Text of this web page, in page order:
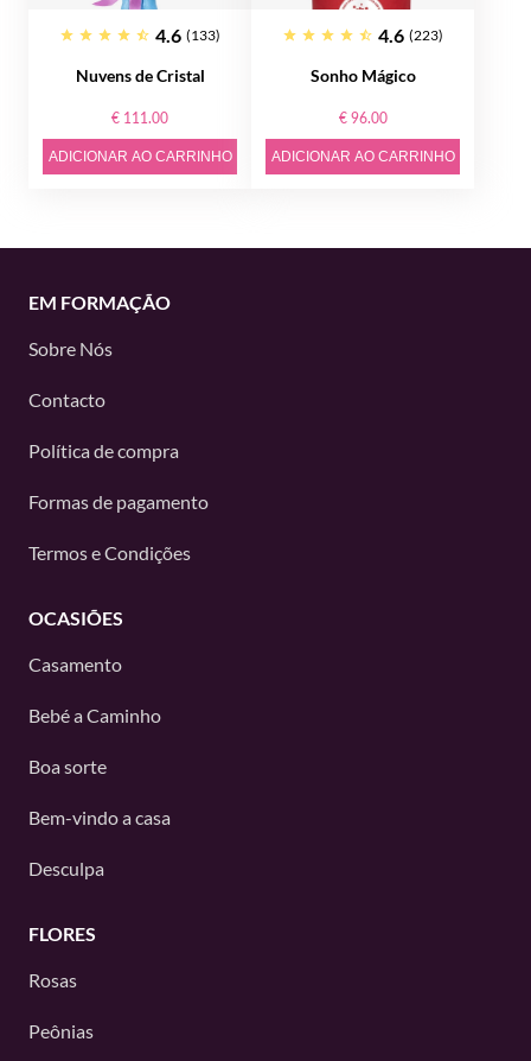
4.6 (133)
Nuvens de Cristal
€ 111.00
ADICIONAR AO CARRINHO
4.6 (223)
Sonho Mágico
€ 96.00
ADICIONAR AO CARRINHO
EM FORMAÇÃO
Sobre Nós
Contacto
Política de compra
Formas de pagamento
Termos e Condições
OCASIÕES
Casamento
Bebé a Caminho
Boa sorte
Bem-vindo a casa
Desculpa
FLORES
Rosas
Peônias